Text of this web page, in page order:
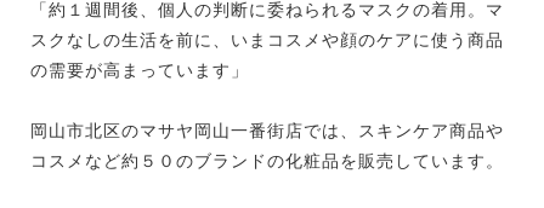
「約１週間後、個人の判断に委ねられるマスクの着用。マ
スクなしの生活を前に、いまコスメや顔のケアに使う商品
の需要が高まっています」
岡山市北区のマサヤ岡山一番街店では、スキンケア商品や
コスメなど約５０のブランドの化粧品を販売しています。